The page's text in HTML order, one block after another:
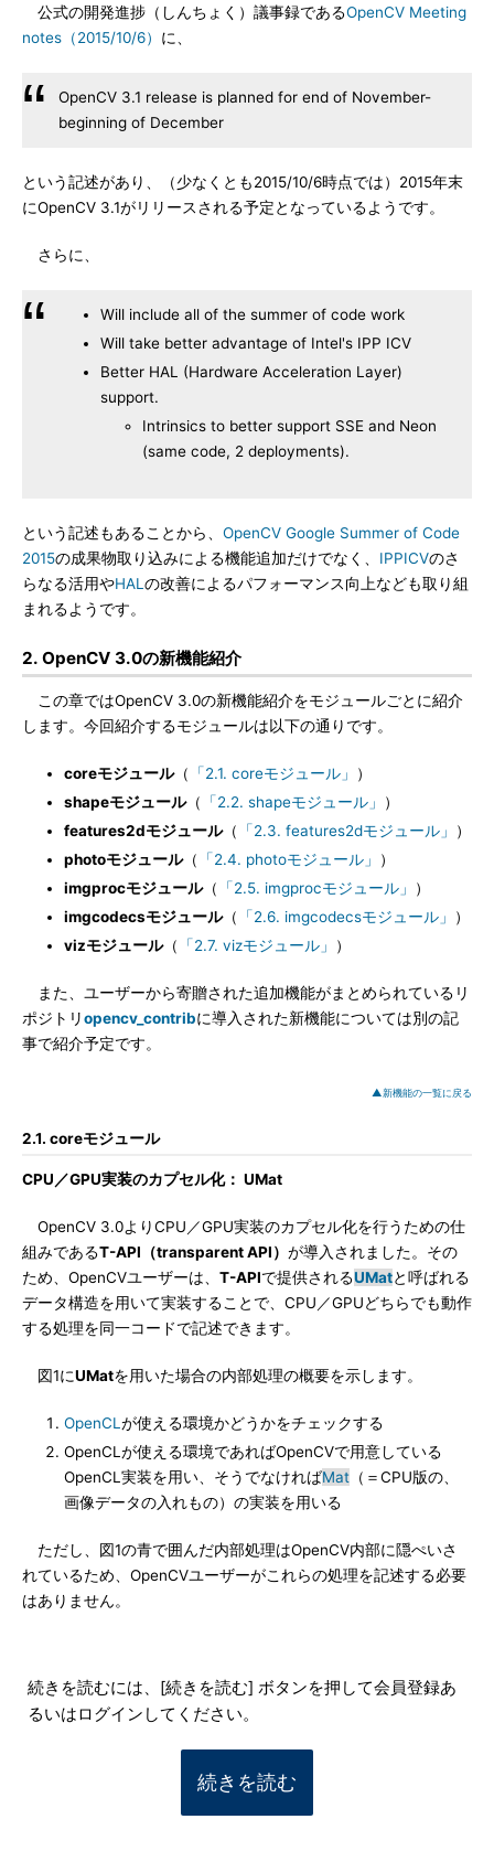
公式の開発進捗（しんちょく）議事録であるOpenCV Meeting
notes（2015/10/6） に、
OpenCV 3.1 release is planned for end of November-
beginning of December
という記述があり、（少なくとも2015/10/6時点では）2015年末
にOpenCV 3.1がリリースされる予定となっているようです。
さらに、
Will include all of the summer of code work
Will take better advantage of Intel's IPP ICV
Better HAL (Hardware Acceleration Layer)
support.
Intrinsics to better support SSE and Neon
(same code, 2 deployments).
という記述もあることから、 OpenCV Google Summer of Code
2015の成果物取り込みによる機能追加だけでなく、 IPPICVのさ
らなる活用やHAL の改善によるパフォーマンス向上なども取り組
まれるようです。
2. OpenCV 3.0の新機能紹介
この章ではOpenCV 3.0の新機能紹介をモジュールごとに紹介
します。今回紹介するモジュールは以下の通りです。
coreモジュール（ 「2.1. coreモジュール」
）
shapeモジュール（ 「2.2. shapeモジュール」
）
features2dモジュール（ 「2.3. features2dモジュール」
）
photoモジュール（ 「2.4. photoモジュール」
）
imgprocモジュール（ 「2.5. imgprocモジュール」
）
imgcodecsモジュール（ 「2.6. imgcodecsモジュール」
）
vizモジュール（ 「2.7. vizモジュール」 ）
また、ユーザーから寄贈された追加機能がまとめられているリ
ポジトリopencv_contribに導入された新機能については別の記
事で紹介予定です。
▲新機能の一覧に戻る
2.1. coreモジュール
CPU／GPU実装のカプセル化： UMat
OpenCV 3.0よりCPU／GPU実装のカプセル化を行うための仕
組みであるT-API（transparent API） が導入されました。その
ため、OpenCVユーザーは、 T-APIで提供されるUMatと呼ばれる
データ構造を用いて実装することで、CPU／GPUどちらでも動作
する処理を同一コードで記述できます。
図1にUMatを用いた場合の内部処理の概要を示します。
OpenCL が使える環境かどうかをチェックする
OpenCLが使える環境であればOpenCVで用意している
OpenCL実装を用い、そうでなければMat （＝CPU版の、
画像データの入れもの）の実装を用いる
ただし、図1の青で囲んだ内部処理はOpenCV内部に隠ぺいさ
れているため、OpenCVユーザーがこれらの処理を記述する必要
はありません。
続きを読むには、[続きを読む] ボタンを押して会員登録あ
るいはログインしてください。
続きを読む